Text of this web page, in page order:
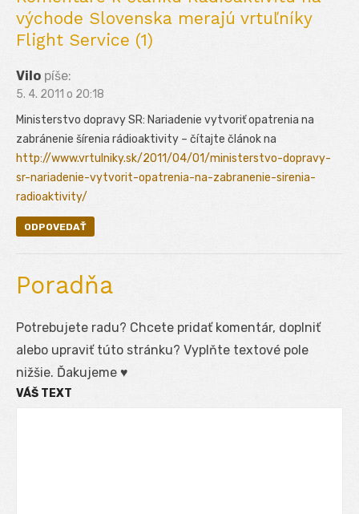
východe Slovenska merajú vrtuľníky
Flight Service (1)
Vilo píše:
5. 4. 2011 o 20:18
Ministerstvo dopravy SR: Nariadenie vytvoriť opatrenia na
zabránenie šírenia rádioaktivity – čítajte článok na
http://www.vrtulniky.sk/2011/04/01/ministerstvo-dopravy-
sr-nariadenie-vytvorit-opatrenia-na-zabranenie-sirenia-
radioaktivity/
ODPOVEDAŤ
Poradňa
Potrebujete radu? Chcete pridať komentár, doplniť
alebo upraviť túto stránku? Vyplňte textové pole
nižšie. Ďakujeme ♥
VÁŠ TEXT